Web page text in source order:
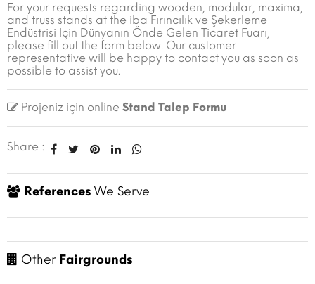
For your requests regarding wooden, modular, maxima,
and truss stands at the iba Fırıncılık ve Şekerleme
Endüstrisi Için Dünyanın Önde Gelen Ticaret Fuarı,
please fill out the form below. Our customer
representative will be happy to contact you as soon as
possible to assist you.
Projeniz için online Stand Talep Formu
Share :
References We Serve
Other Fairgrounds